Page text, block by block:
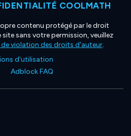
COOLMATH
contenu protégé par le droit
sans votre permission, veuillez
de violation des droits d'auteur.
d'utilisation
Adblock FAQ